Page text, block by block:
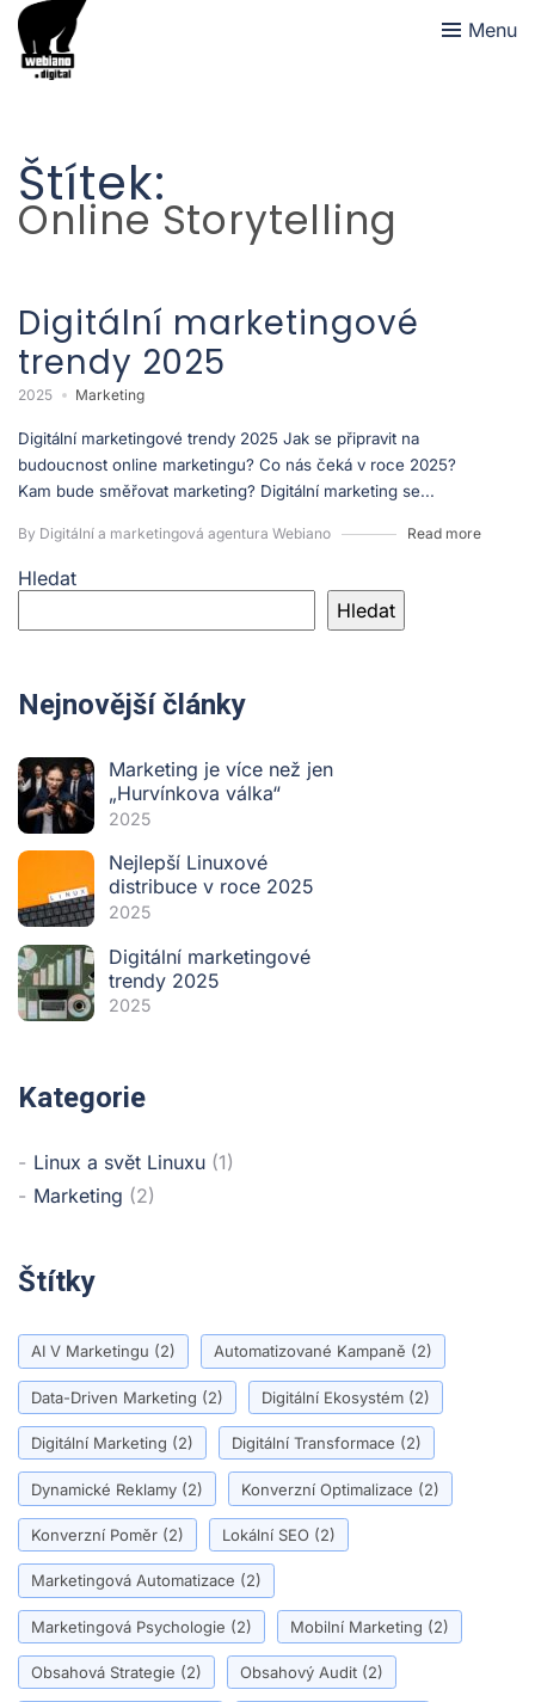
Menu
Štítek:
Online Storytelling
Digitální marketingové
trendy 2025
2025 Marketing
Digitální marketingové trendy 2025 Jak se připravit na
budoucnost online marketingu? Co nás čeká v roce 2025?
Kam bude směřovat marketing? Digitální marketing se...
By Digitální a marketingová agentura Webiano Read more
Hledat
Hledat
Nejnovější články
Marketing je více než jen
„Hurvínkova válka“
2025
Nejlepší Linuxové
distribuce v roce 2025
2025
Digitální marketingové
trendy 2025
2025
Kategorie
Linux a svět Linuxu (1)
Marketing (2)
Štítky
AI V Marketingu (2) Automatizované Kampaně (2)
Data-Driven Marketing (2) Digitální Ekosystém (2)
Digitální Marketing (2) Digitální Transformace (2)
Dynamické Reklamy (2) Konverzní Optimalizace (2)
Konverzní Poměr (2) Lokální SEO (2)
Marketingová Automatizace (2)
Marketingová Psychologie (2) Mobilní Marketing (2)
Obsahová Strategie (2) Obsahový Audit (2)